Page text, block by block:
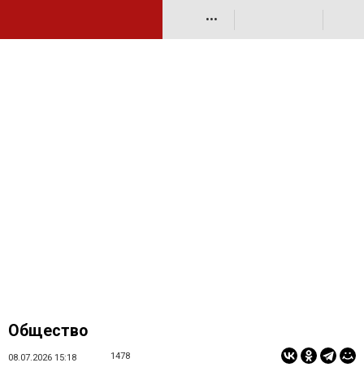
•••
Общество
08.07.2026 15:18 1478